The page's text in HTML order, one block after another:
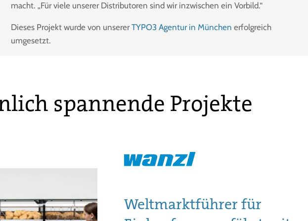
macht. „Für viele unserer Distributoren sind wir inzwischen ein Vorbild.“
Dieses Projekt wurde von unsererTYPO3 Agentur in München erfolgreich
umgesetzt.
spannende Projekte
Weltmarktführer für